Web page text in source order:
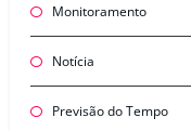
Monitoramento
Notícia
Previsão do Tempo